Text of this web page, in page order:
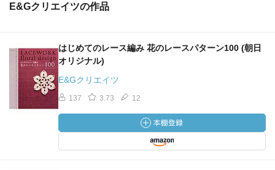
E&Gクリエイツの作品
はじめてのレース編み 花のレースパターン100 (朝日
オリジナル)
E&Gクリエイツ
137 3.73 12